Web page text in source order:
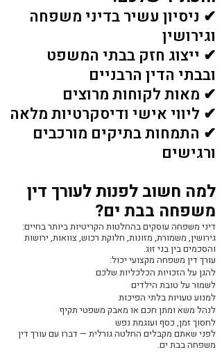
✔ ניסיון עשיר בדיני משפחה
וגירושין
✔ ייצוג חזק בבתי המשפט
ובבתי הדין הרבניים
✔ מאות לקוחות מרוצים
✔ ליווי אישי ודיסקרטיות מלאה
✔ התמחות בתיקים מורכבים
ורגישים
למה חשוב לפנות לעורך דין
משפחה בבת ים?
דיני משפחה עוסקים בהחלטות הקריטיות ביותר בחיים:
גירושין, משמורת, מזונות, חלוקת רכוש, צוואות, ירושות
והסכמים בין בני זוג.
עורך דין משפחה מקצועי יכול:
להגן על הזכויות הכלכליות שלכם
לשמור על טובת הילדים
למנוע טעויות בלתי הפיכות
לנהל משא ומתן חכם או מאבק משפטי תקיף
לחסוך זמן, כסף ועוגמת נפש
לפני שאתם מקבלים החלטה גורלית — דברו עם עורך דין
משפחה בבת ים.